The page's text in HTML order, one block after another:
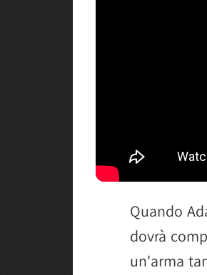
Quando
dovrà
un'arma